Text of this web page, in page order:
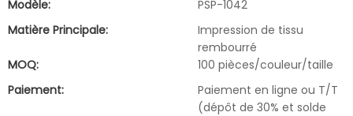
Modèle:
PSP-1042
Matière Principale:
Impression de tissu
rembourré
MOQ:
100 pièces/couleur/taille
Paiement:
Paiement en ligne ou T/T
(dépôt de 30% et solde